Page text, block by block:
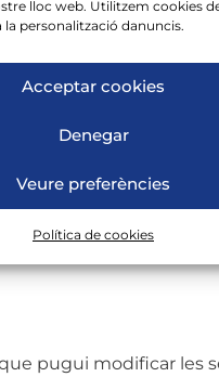
lloc web. Utilitzem cookies
personalització danuncis.
Acceptar cookies
Denegar
Veure preferències
Política de cookies
en què
drets que pot exercir:
d'aquest dret pot
caràcter personal
per part de CADOR; la
o la seva possible
pugui modificar les